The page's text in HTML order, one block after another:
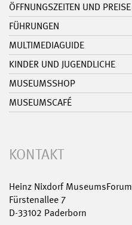
ÖFFNUNGSZEITEN UND PREISE
FÜHRUNGEN
MULTIMEDIAGUIDE
KINDER UND JUGENDLICHE
MUSEUMSSHOP
MUSEUMSCAFÉ
KONTAKT
Heinz Nixdorf MuseumsForum
Fürstenallee 7
D-33102 Paderborn